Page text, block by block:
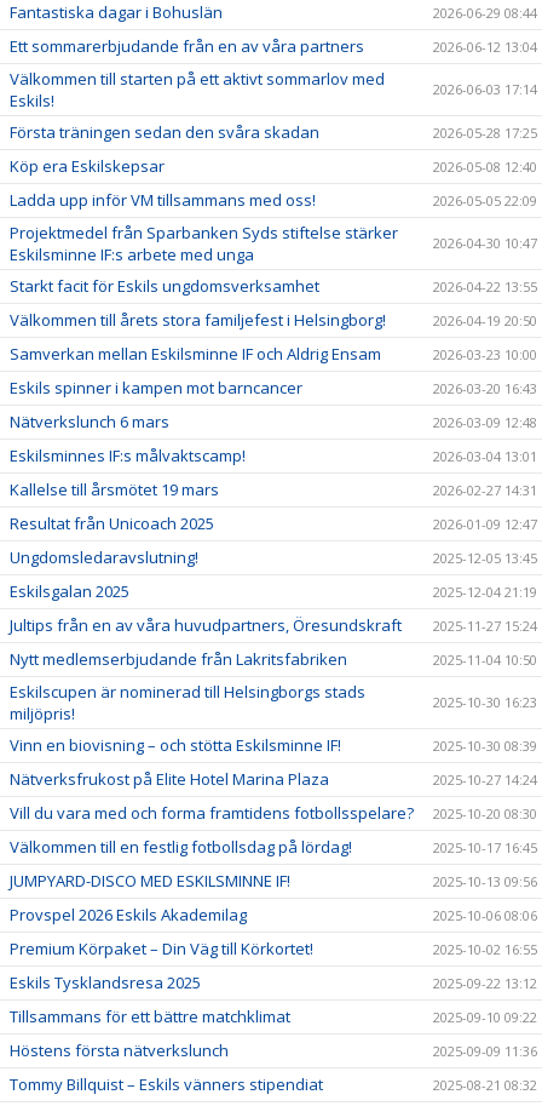
Fantastiska dagar i Bohuslän 2026-06-29 08:44
Ett sommarerbjudande från en av våra partners 2026-06-12 13:04
Välkommen till starten på ett aktivt sommarlov med
Eskils!
2026-06-03 17:14
Första träningen sedan den svåra skadan 2026-05-28 17:25
Köp era Eskilskepsar 2026-05-08 12:40
Ladda upp inför VM tillsammans med oss! 2026-05-05 22:09
Projektmedel från Sparbanken Syds stiftelse stärker
Eskilsminne IF:s arbete med unga
2026-04-30 10:47
Starkt facit för Eskils ungdomsverksamhet 2026-04-22 13:55
Välkommen till årets stora familjefest i Helsingborg! 2026-04-19 20:50
Samverkan mellan Eskilsminne IF och Aldrig Ensam 2026-03-23 10:00
Eskils spinner i kampen mot barncancer 2026-03-20 16:43
Nätverkslunch 6 mars 2026-03-09 12:48
Eskilsminnes IF:s målvaktscamp! 2026-03-04 13:01
Kallelse till årsmötet 19 mars 2026-02-27 14:31
Resultat från Unicoach 2025 2026-01-09 12:47
Ungdomsledaravslutning! 2025-12-05 13:45
Eskilsgalan 2025 2025-12-04 21:19
Jultips från en av våra huvudpartners, Öresundskraft 2025-11-27 15:24
Nytt medlemserbjudande från Lakritsfabriken 2025-11-04 10:50
Eskilscupen är nominerad till Helsingborgs stads
miljöpris!
2025-10-30 16:23
Vinn en biovisning – och stötta Eskilsminne IF! 2025-10-30 08:39
Nätverksfrukost på Elite Hotel Marina Plaza 2025-10-27 14:24
Vill du vara med och forma framtidens fotbollsspelare? 2025-10-20 08:30
Välkommen till en festlig fotbollsdag på lördag! 2025-10-17 16:45
JUMPYARD-DISCO MED ESKILSMINNE IF! 2025-10-13 09:56
Provspel 2026 Eskils Akademilag 2025-10-06 08:06
Premium Körpaket – Din Väg till Körkortet! 2025-10-02 16:55
Eskils Tysklandsresa 2025 2025-09-22 13:12
Tillsammans för ett bättre matchklimat 2025-09-10 09:22
Höstens första nätverkslunch 2025-09-09 11:36
Tommy Billquist – Eskils vänners stipendiat 2025-08-21 08:32